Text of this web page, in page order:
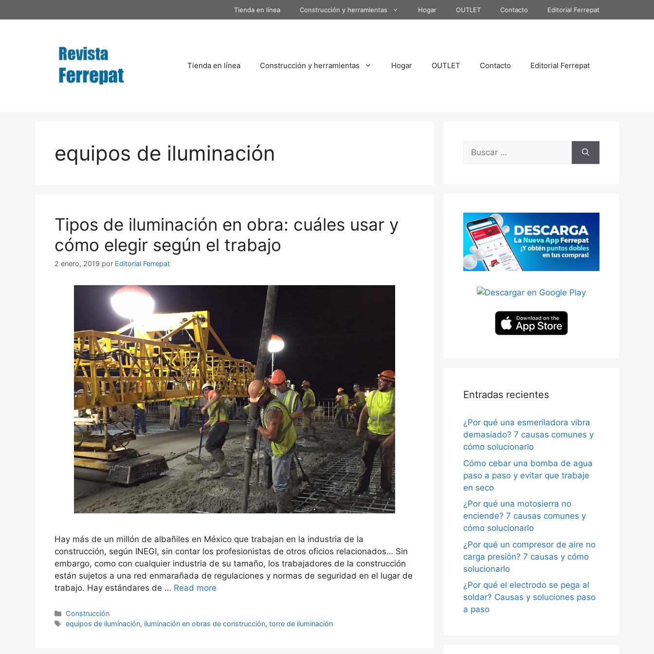
al
Tienda en línea Construcción y herramientas Hogar OUTLET Contacto Editorial Ferrepat
Tienda en línea Construcción y herramientas Hogar OUTLET Contacto Editorial Ferrepat
equipos de iluminación
Tipos de iluminación en obra: cuáles usar y
cómo elegir según el trabajo
2 enero, 2019 por Editorial Ferrepat
Hay más de un millón de albañiles en México que trabajan en la industria de la
construcción, según INEGI, sin contar los profesionistas de otros oficios relacionados… Sin
embargo, como con cualquier industria de su tamaño, los trabajadores de la construcción
están sujetos a una red enmarañada de regulaciones y normas de seguridad en el lugar de
trabajo. Hay estándares de … Read more
Categorías
Construcción
Etiquetas
equipos de iluminación, iluminación en obras de construcción,torre de iluminación
Buscar:
Entradas recientes
¿Por qué una esmeriladora vibra
demasiado? 7 causas comunes y
cómo solucionarlo
Cómo cebar una bomba de agua
paso a paso y evitar que trabaje
en seco
¿Por qué una motosierra no
enciende? 7 causas comunes y
cómo solucionarlo
¿Por qué un compresor de aire no
carga presión? 7 causas y cómo
solucionarlo
¿Por qué el electrodo se pega al
soldar? Causas y soluciones paso
a paso